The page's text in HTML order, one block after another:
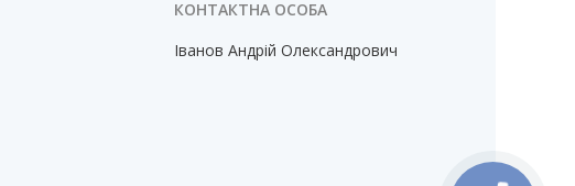
Іванов Андрій Олександрович